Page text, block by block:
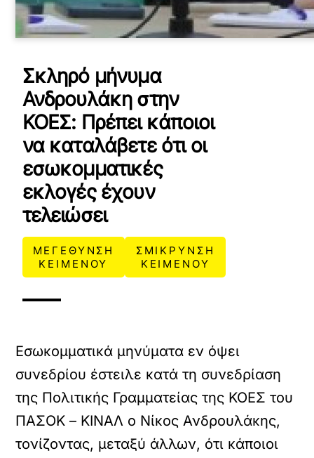
Σκληρό μήνυμα
Ανδρουλάκη στην
ΚΟΕΣ: Πρέπει κάποιοι
να καταλάβετε ότι οι
εσωκομματικές
εκλογές έχουν
τελειώσει
ΜΕΓΕΘΥΝΣΗ
ΚΕΙΜΕΝΟΥ
ΣΜΙΚΡΥΝΣΗ
ΚΕΙΜΕΝΟΥ
Εσωκομματικά μηνύματα εν όψει
συνεδρίου έστειλε κατά τη συνεδρίαση
της Πολιτικής Γραμματείας της ΚΟΕΣ του
ΠΑΣΟΚ – ΚΙΝΑΛ ο Νίκος Ανδρουλάκης,
τονίζοντας, μεταξύ άλλων, ότι κάποιοι